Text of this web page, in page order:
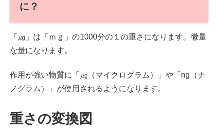
に？
「㎍」は「ｍｇ」の1000分の１の重さになります。微量
な量になります。
作用が強い物質に「㎍（マイクログラム）」や「ng（ナ
ノグラム）」が使用されるようになります。
重さの変換図